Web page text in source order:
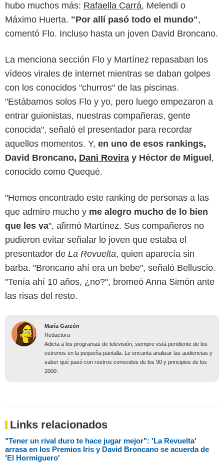
hubo muchos más: Rafaella Carrá, Melendi o
Máximo Huerta. "Por allí pasó todo el mundo",
comentó Flo. Incluso hasta un joven David Broncano.
La menciona sección Flo y Martínez repasaban los
vídeos virales de internet mientras se daban golpes
con los conocidos "churros" de las piscinas.
"Estábamos solos Flo y yo, pero luego empezaron a
entrar guionistas, nuestras compañeras, gente
conocida", señaló el presentador para recordar
aquellos momentos. Y, en uno de esos rankings,
David Broncano, Dani Rovira y Héctor de Miguel ,
conocido como Quequé.
"Hemos encontrado este ranking de personas a las
que admiro mucho y me alegro mucho de lo bien
que les va", afirmó Martínez. Sus compañeros no
pudieron evitar señalar lo joven que estaba el
presentador de La Revuelta, quien aparecía sin
barba. "Broncano ahí era un bebe", señaló Belluscio.
"Tenía ahí 10 años, ¿no?", bromeó Anna Simón ante
las risas del resto.
María Garzón
Redactora
Adicta a los programas de televisión, siempre está pendiente de los
estrenos en la pequeña pantalla. Le encanta analizar las audiencias y
saber qué pasó con rostros conocidos de los 90 y principios de los
2000.
Links relacionados
"Tener un rival duro te hace jugar mejor": 'La Revuelta'
arrasa en los Premios Iris y David Broncano se acuerda de
'El Hormiguero'